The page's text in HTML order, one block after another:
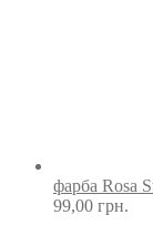
фарба Rosa
99,00 грн.